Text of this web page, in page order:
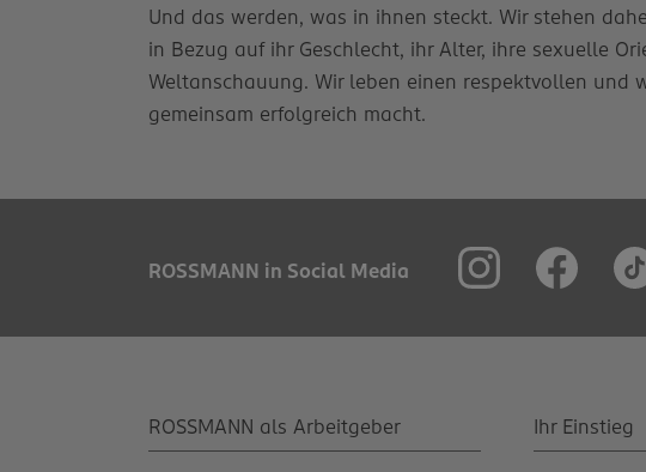
Und das werden, was in ihnen steckt. Wir stehen
in Bezug auf ihr Geschlecht, ihr Alter, ihre sexuelle
Weltanschauung. Wir leben einen respektvollen und
gemeinsam erfolgreich macht.
ROSSMANN in Social Media
ROSSMANN als Arbeitgeber Ihr Einstieg